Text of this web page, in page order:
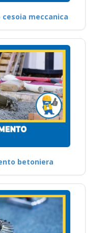
meccanica
betoniera